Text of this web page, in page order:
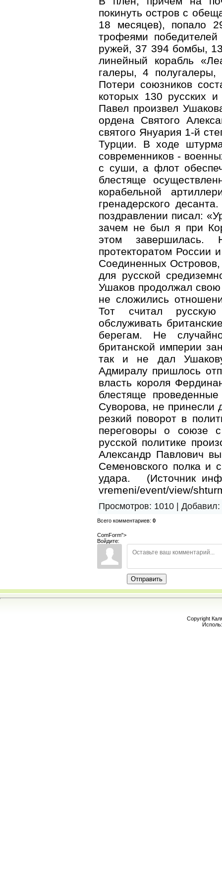
покинуть остров с
18 месяцев), попало
трофеями
ружей, 37 394 бомбы,
линейный корабль
галеры, 4 полугалеры,
Потери союзников
которых 130 русских
Павел произвел
ордена Святого
святого Януария 1-й
Турции. В ходе
современников -
с суши, а флот
блестяще
корабельной
гренадерского
поздравлении писал:
зачем не был я при
этом завершилась.
протекторатом России
Соединенных Островов,
для русской
Ушаков продолжал
не сложились
Тот считал русскую
обслуживать
берегам. Не
британской империи
так и не дал Ушакову
Адмиралу пришлось
власть короля
блестяще
Суворова, не принесли
резкий поворот в
переговоры о союзе
русской политике
Александр Павлович
Семеновского полка и
удара. (Источник
vremeni/event/view/
Просмотров: 1010 | Добавил:
Всего комментариев: 0
ComForm">
Войдите:
Отправить
Copyright